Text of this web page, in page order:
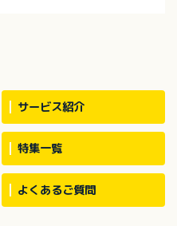
サービス紹介
特集一覧
よくあるご質問